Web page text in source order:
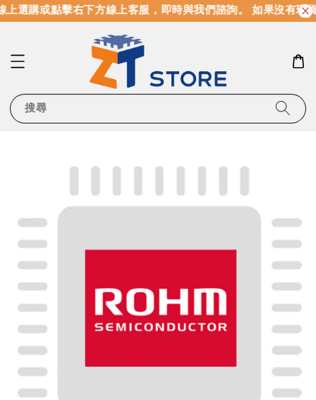
選購或點擊右下方線上客服，即時與我們諮詢。 如果沒有現
搜尋